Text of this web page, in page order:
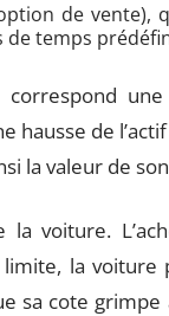
de
temps
correspond
hausse de
la valeur de
la voiture.
limite, la
sa cote